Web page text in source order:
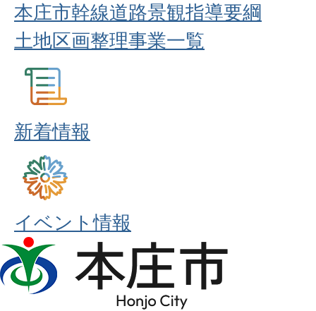
本庄市幹線道路景観指導要綱
土地区画整理事業一覧
新着情報
イベント情報
本
庄